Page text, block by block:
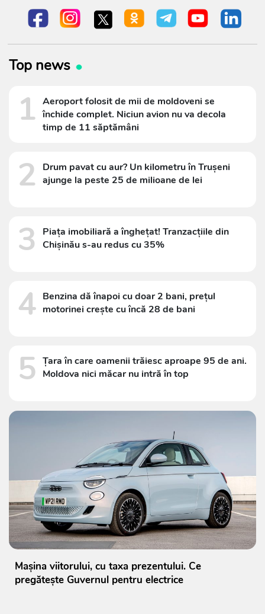
Top news
1 Aeroport folosit de mii de moldoveni se
închide complet. Niciun avion nu va decola
timp de 11 săptămâni
2
Drum pavat cu aur? Un kilometru în Trușeni
ajunge la peste 25 de milioane de lei
3
Piața imobiliară a înghețat! Tranzacțiile din
Chișinău s-au redus cu 35%
4 Benzina dă înapoi cu doar 2 bani, prețul
motorinei crește cu încă 28 de bani
5 Țara în care oamenii trăiesc aproape 95 de ani.
Moldova nici măcar nu intră în top
Mașina viitorului, cu taxa prezentului. Ce
pregătește Guvernul pentru electrice